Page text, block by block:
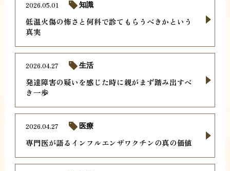
低温火傷の怖さと何科で診てもらうべきかという
真実
2026.05.01 知識
発達障害の疑いを感じた時に親がまず踏み出すべ
き一歩
2026.04.27 生活
専門医が語るインフルエンザワクチンの真の価値
2026.04.27 医療